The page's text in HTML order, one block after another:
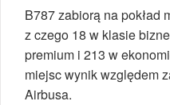
B787 zabiorą na pokład
z czego 18 w klasie
premium i 213 w
miejsc wynik względem
Airbusa.